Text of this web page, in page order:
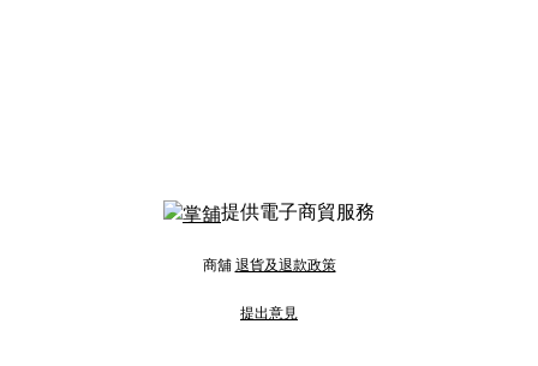
提供電子商貿服務
商舖 退貨及退款政策
提出意見